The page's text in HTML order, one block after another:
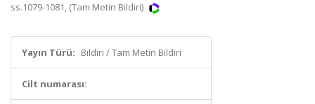
ss.1079-1081, (Tam Metin Bildiri)
Yayın Türü: Bildiri / Tam Metin Bildiri
Cilt numarası: